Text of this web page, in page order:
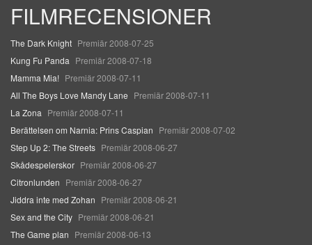
FILMRECENSIONER
The Dark Knight Premiär 2008-07-25
Kung Fu Panda Premiär 2008-07-18
Mamma Mia! Premiär 2008-07-11
All The Boys Love Mandy Lane Premiär 2008-07-11
La Zona Premiär 2008-07-11
Berättelsen om Narnia: Prins Caspian Premiär 2008-07-02
Step Up 2: The Streets Premiär 2008-06-27
Skådespelerskor Premiär 2008-06-27
Citronlunden Premiär 2008-06-27
Jiddra inte med Zohan Premiär 2008-06-21
Sex and the City Premiär 2008-06-21
The Game plan Premiär 2008-06-13